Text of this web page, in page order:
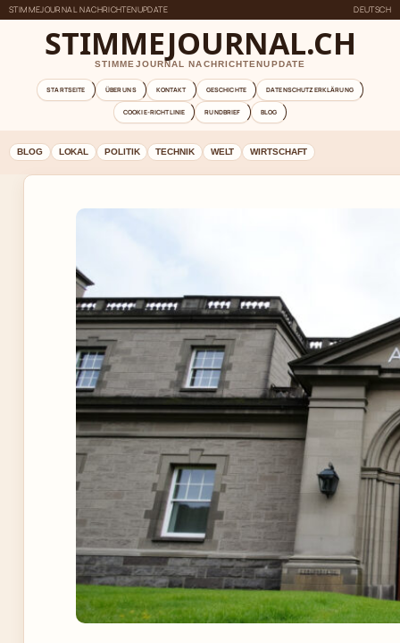
STIMMEJOURNAL NACHRICHTENUPDATE DEUTSCH
STIMMEJOURNAL.CH
STIMMEJOURNAL NACHRICHTENUPDATE
STARTSEITE ÜBER UNS KONTAKT GESCHICHTE DATENSCHUTZERKLÄRUNG
COOKIE-RICHTLINIE RUNDBRIEF BLOG
BLOG LOKAL POLITIK TECHNIK WELT WIRTSCHAFT